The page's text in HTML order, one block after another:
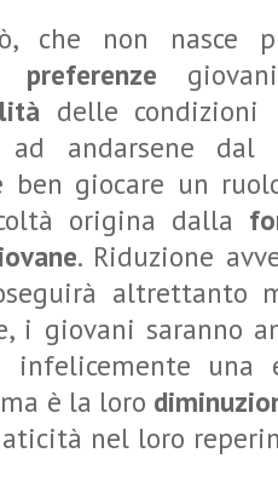
che non nasce
preferenze
delle condizioni
andarsene dal
ben giocare un
origina dalla
. Riduzione
altrettanto
i giovani saranno
infelicemente una
è la loro
nel loro